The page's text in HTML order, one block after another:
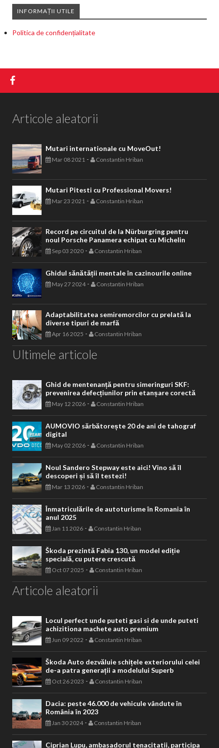
INFORMAȚII UTILE
Politica de confidențialitate
Articole aleatorii
Mutari internationale cu MoveOut!
Mar 08 2021 - Constantin Hriban
Mutari Pitesti cu Professional Movers!
Mar 23 2021 - Constantin Hriban
Record pe circuitul de la Nürburgring pentru
noul Porsche Panamera echipat cu Michelin
Sep 03 2020 - Constantin Hriban
Ghidul sănătății mentale în cazinourile online
May 27 2024- Constantin Hriban
Adaptabilitatea semiremorcilor cu prelată la
diverse tipuri de marfă
Apr 16 2025 - Constantin Hriban
Ultimele articole
Ghid de mentenanță pentru simeringuri SKF:
prevenirea defecțiunilor prin etanșare corectă
May 12 2026 - Constantin Hriban
AUMOVIO sărbătorește 20 de ani de tahograf
digital
May 02 2026 - Constantin Hriban
Noul Sandero Stepway este aici! Vino să îl
descoperi și să îl testezi!
Mar 13 2026 - Constantin Hriban
Înmatriculările de autoturisme în Romania în
anul 2025
Jan 11 2026 - Constantin Hriban
Škoda prezintă Fabia 130, un model ediție
specială, cu putere crescută
Oct 07 2025 - Constantin Hriban
Articole aleatorii
Locul perfect unde puteti gasi si de unde puteti
achizitiona machete auto premium
Jun 09 2022 - Constantin Hriban
Škoda Auto dezvăluie schițele exteriorului celei
de-a patra generații a modelului Superb
Oct 26 2023 - Constantin Hriban
Dacia: peste 46.000 de vehicule vândute în
România în 2023
Jan 30 2024- Constantin Hriban
Ciprian Lupu, ambasadorul tenacitatii, participa